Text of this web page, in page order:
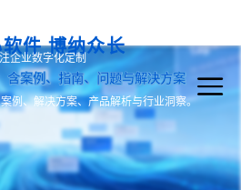
件 博纳众长
企业数字化定制
含案例、指南、问题与解决方案
例、解决方案、产品解析与行业洞察。